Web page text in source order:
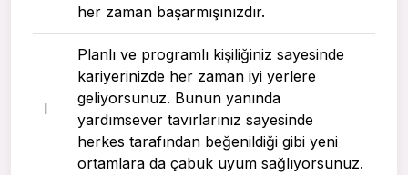
her zaman başarmışınızdır.
I
Planlı ve programlı kişiliğiniz sayesinde
kariyerinizde her zaman iyi yerlere
geliyorsunuz. Bunun yanında
yardımsever tavırlarınız sayesinde
herkes tarafından beğenildiği gibi yeni
ortamlara da çabuk uyum sağlıyorsunuz.